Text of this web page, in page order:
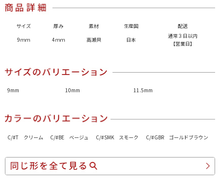
サイズ 厚み 素材 生産国
配送
9ｍｍ
4ｍｍ 高瀬貝 日本
通常３日以内
【営業日】
9mm 10mm 11.5mm
C/#T クリーム C/#BE ベージュ C/#SMK スモーク C/#GBR ゴールドブラウン